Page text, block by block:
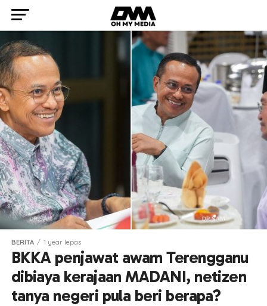
BERITA 1 year lepas
BKKA penjawat awam Terengganu
dibiaya kerajaan MADANI, netizen
tanya negeri pula beri berapa?